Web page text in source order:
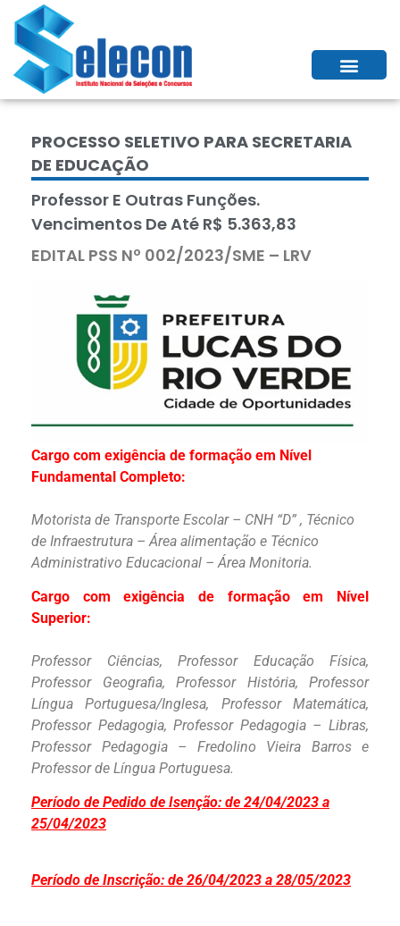
PROCESSO SELETIVO PARA SECRETARIA
DE EDUCAÇÃO
Professor E Outras Funções.
Vencimentos De Até R$ 5.363,83
EDITAL PSS Nº 002/2023/SME – LRV
Cargo com exigência de formação em Nível
Fundamental Completo:
Motorista de Transporte Escolar – CNH “D” , Técnico
de Infraestrutura – Área alimentação e Técnico
Administrativo Educacional – Área Monitoria.
Cargo com exigência de formação em Nível
Superior:
Professor Ciências, Professor Educação Física,
Professor Geografia, Professor História, Professor
Língua Portuguesa/Inglesa, Professor Matemática,
Professor Pedagogia, Professor Pedagogia – Libras,
Professor Pedagogia – Fredolino Vieira Barros e
Professor de Língua Portuguesa.
Período de Pedido de Isenção: de 24/04/2023 a
25/04/2023
Período de Inscrição: de 26/04/2023 a 28/05/2023